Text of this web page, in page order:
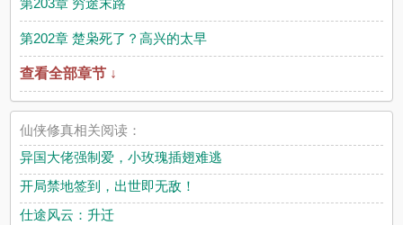
第203章 穷途末路
第202章 楚枭死了？高兴的太早
查看全部章节 ↓
仙侠修真相关阅读：
异国大佬强制爱，小玫瑰插翅难逃
开局禁地签到，出世即无敌！
仕途风云：升迁